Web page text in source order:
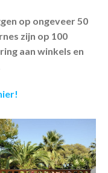
op ongeveer 50
zijn op 100
aan winkels en